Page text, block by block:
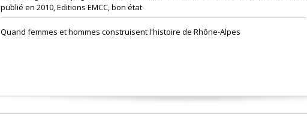
publié en 2010, Editions EMCC, bon état‎
‎Quand femmes et hommes construisent l'histoire de Rhône-Alpes‎